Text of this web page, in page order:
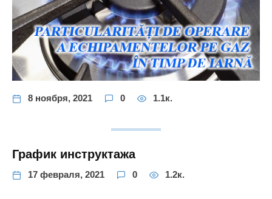
8 ноября, 2021 0 1.1к.
График инструктажа
17 февраля, 2021 0 1.2к.